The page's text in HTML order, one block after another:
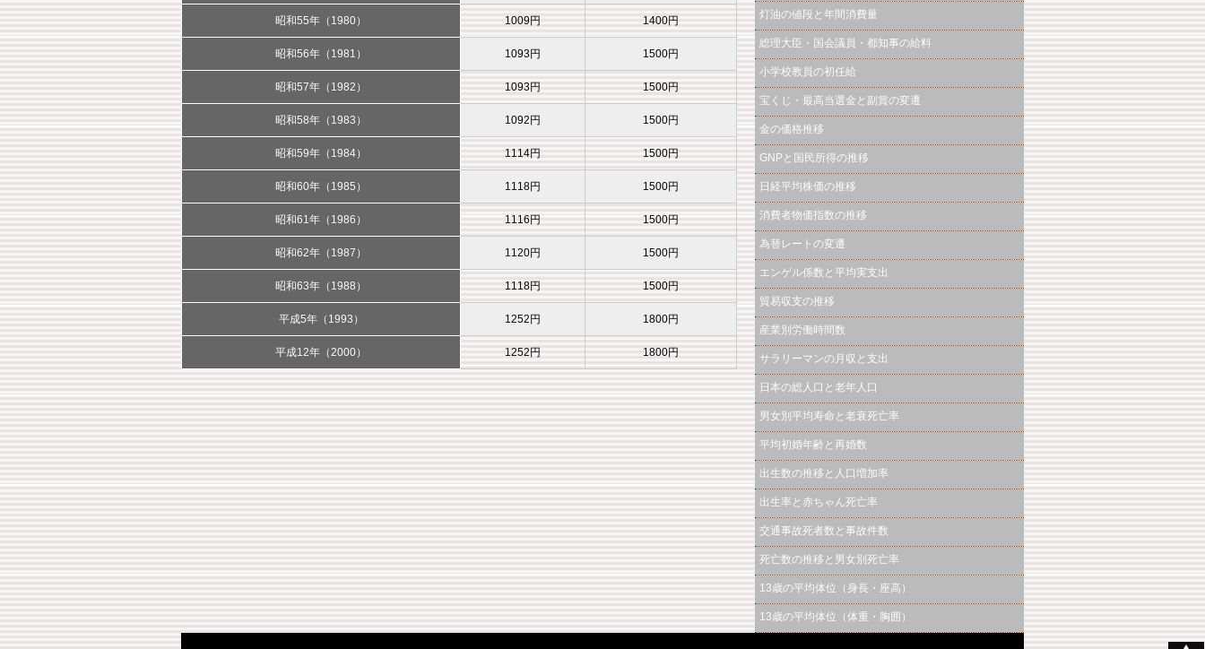
昭和55年（1980） 1009円 1400円
昭和56年（1981） 1093円 1500円
昭和57年（1982） 1093円 1500円
昭和58年（1983） 1092円 1500円
昭和59年（1984） 1114円 1500円
昭和60年（1985） 1118円 1500円
昭和61年（1986） 1116円 1500円
昭和62年（1987） 1120円 1500円
昭和63年（1988） 1118円 1500円
平成5年（1993） 1252円 1800円
平成12年（2000） 1252円 1800円
灯油の値段と年間消費量
総理大臣・国会議員・都知事の給料
小学校教員の初任給
宝くじ・最高当選金と副賞の変遷
金の価格推移
GNPと国民所得の推移
日経平均株価の推移
消費者物価指数の推移
為替レートの変遷
エンゲル係数と平均実支出
貿易収支の推移
産業別労働時間数
サラリーマンの月収と支出
日本の総人口と老年人口
男女別平均寿命と老衰死亡率
平均初婚年齢と再婚数
出生数の推移と人口増加率
出生率と赤ちゃん死亡率
交通事故死者数と事故件数
死亡数の推移と男女別死亡率
13歳の平均体位（身長・座高）
13歳の平均体位（体重・胸囲）